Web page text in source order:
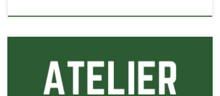
Retrouvez-nous dans le quartier basse-Terre à Saint-Pierre